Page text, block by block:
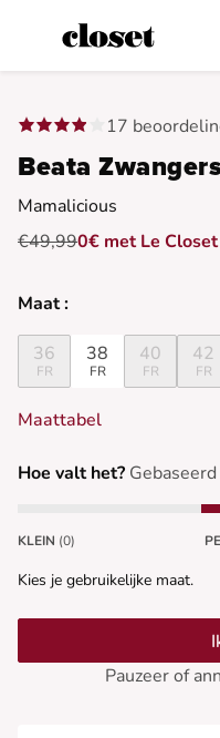
17
Beata
Mamalicious
€49,990€ met Le Closet
Maat :
36
FR
38
FR
40
FR
42
FR
Maattabel
Hoe valt het?
KLEIN (0)
Kies je gebruikelijke maat.
Pauzeer of